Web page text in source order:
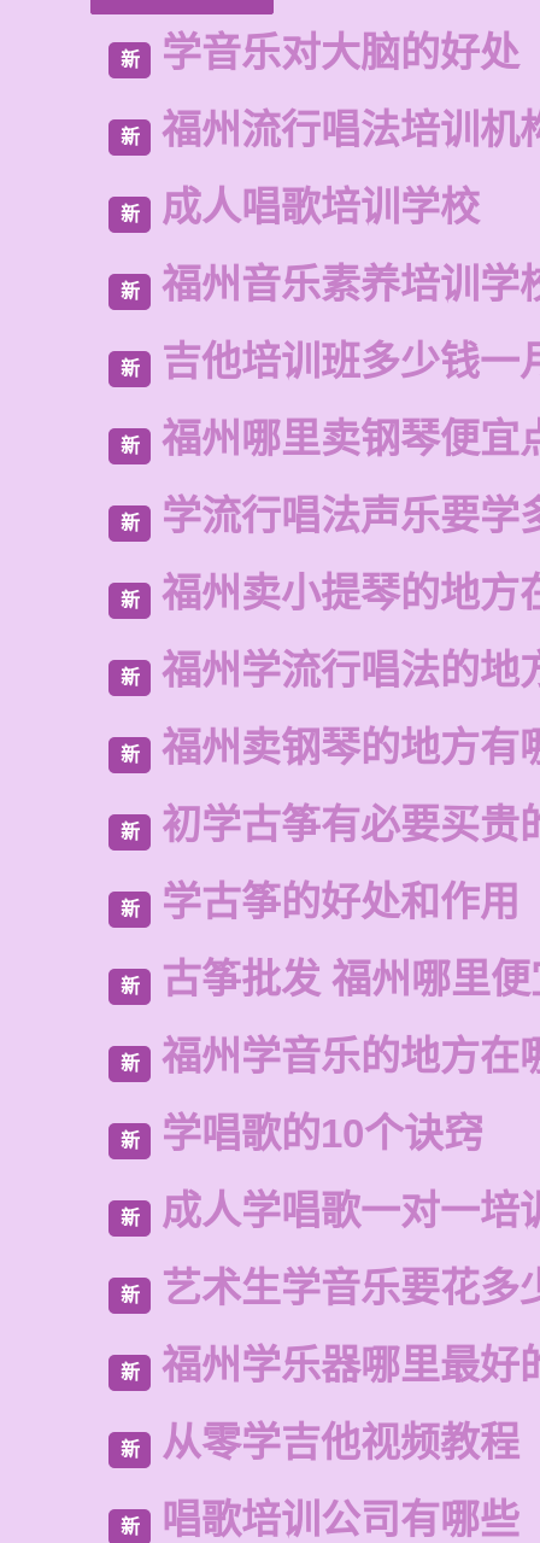
新 学音乐对大脑的好处
新 福州流行唱法培训机
新 成人唱歌培训学校
新 福州音乐素养培训学
新 吉他培训班多少钱一
新 福州哪里卖钢琴便宜
新 学流行唱法声乐要学
新 福州卖小提琴的地方
新 福州学流行唱法的地
新 福州卖钢琴的地方有
新 初学古筝有必要买贵
新 学古筝的好处和作用
新 古筝批发 福州哪里便
新 福州学音乐的地方在
新 学唱歌的10个诀窍
新 成人学唱歌一对一培
新 艺术生学音乐要花多
新 福州学乐器哪里最好
新 从零学吉他视频教程
新 唱歌培训公司有哪些